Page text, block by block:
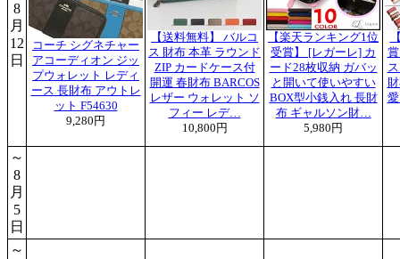
8
月
12
日
コーチ シグネチャー
アコーディオン ジッ
プウォレット レディ
ース 長財布 アウトレ
ット F54630
9,280円
【送料無料】 バルコ
ス 財布 本革 ラウンド
ZIP カードケース付
開運 春財布 BARCOS
レザー ウォレット ソ
フィー レデ…
10,800円
【楽天ランキング1位
受賞】 [レガーレ] カ
ード28枚収納 ガバッ
と開いて使いやすい
BOX型小銭入れ 長財
布 ギャルソン財…
5,980円
～
8
月
5
日
～